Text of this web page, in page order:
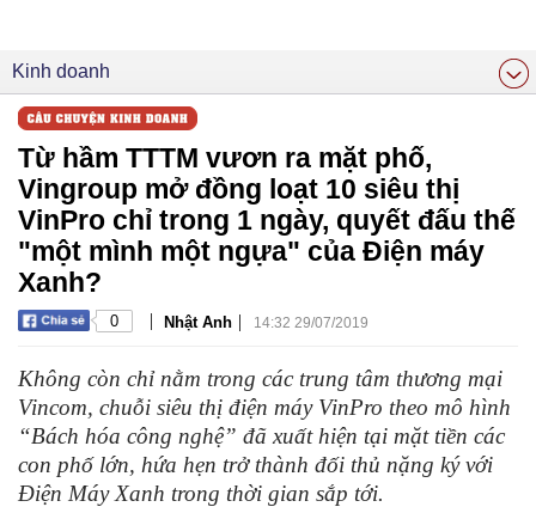
Kinh doanh
Từ hầm TTTM vươn ra mặt phố,
Vingroup mở đồng loạt 10 siêu thị
VinPro chỉ trong 1 ngày, quyết đấu thế
"một mình một ngựa" của Điện máy
Xanh?
0 | Nhật Anh | 14:32 29/07/2019
Không còn chỉ nằm trong các trung tâm thương mại
Vincom, chuỗi siêu thị điện máy VinPro theo mô hình
“Bách hóa công nghệ” đã xuất hiện tại mặt tiền các
con phố lớn, hứa hẹn trở thành đối thủ nặng ký với
Điện Máy Xanh trong thời gian sắp tới.